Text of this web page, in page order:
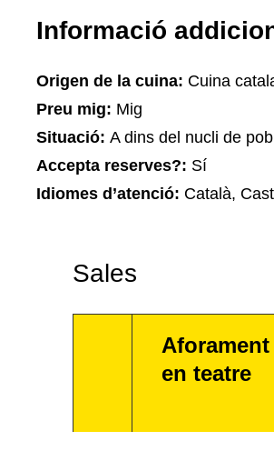
Informació
Origen de la cuina: Cuina
Preu mig: Mig
Situació: A dins del nucli de
Accepta reserves?: Sí
Idiomes d’atenció: Català,
Sales
Aforament
en teatre